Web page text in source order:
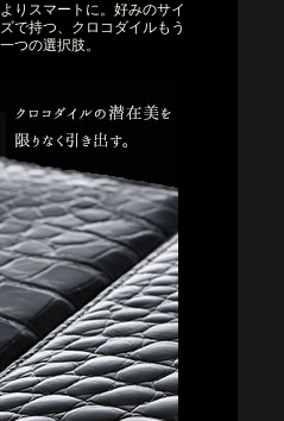
よりスマートに。好みのサイ
ズで持つ、クロコダイルもう
一つの選択肢。